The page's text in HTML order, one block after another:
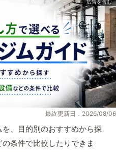
最終更新日：2026/08/06
、目的別のおすすめから探
条件で比較したりできま